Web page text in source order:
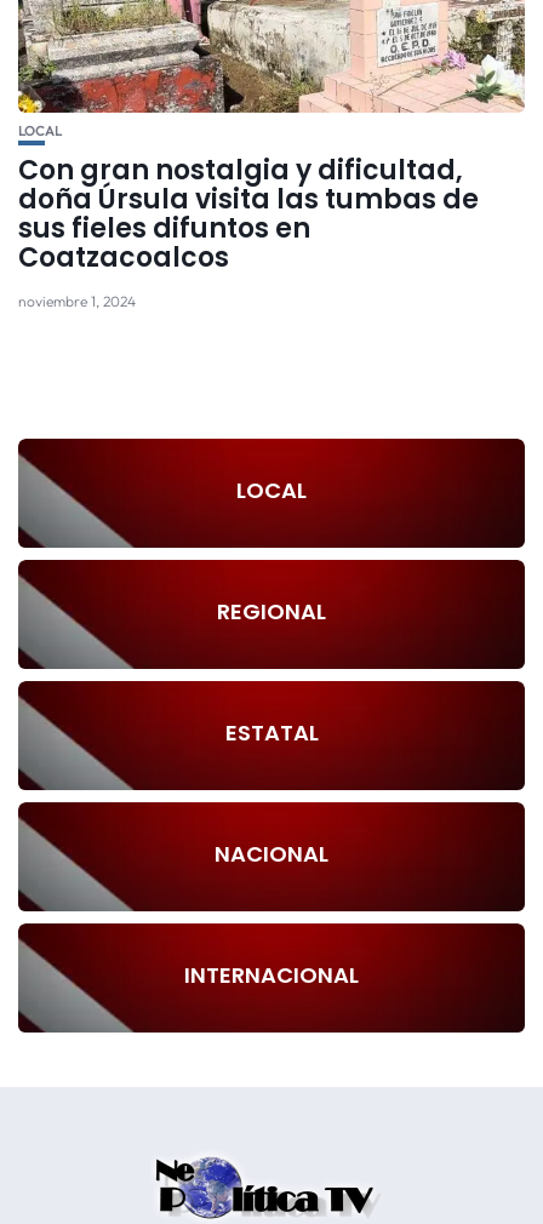
LOCAL
Con gran nostalgia y dificultad,
doña Úrsula visita las tumbas de
sus fieles difuntos en
Coatzacoalcos
noviembre 1, 2024
LOCAL
REGIONAL
ESTATAL
NACIONAL
INTERNACIONAL